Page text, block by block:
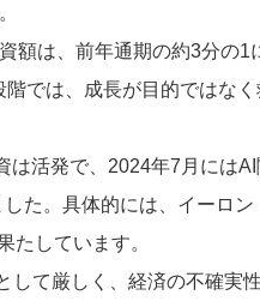
額は、前年通期の約3分の
では、成長が目的ではな
は活発で、2024年7月には
た。具体的には、イーロ
たしています。
して厳しく、経済の不確